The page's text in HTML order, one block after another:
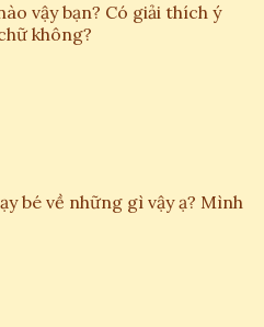
vậy bạn? Có giải thích ý
không?
bé về những gì vậy ạ? Mình